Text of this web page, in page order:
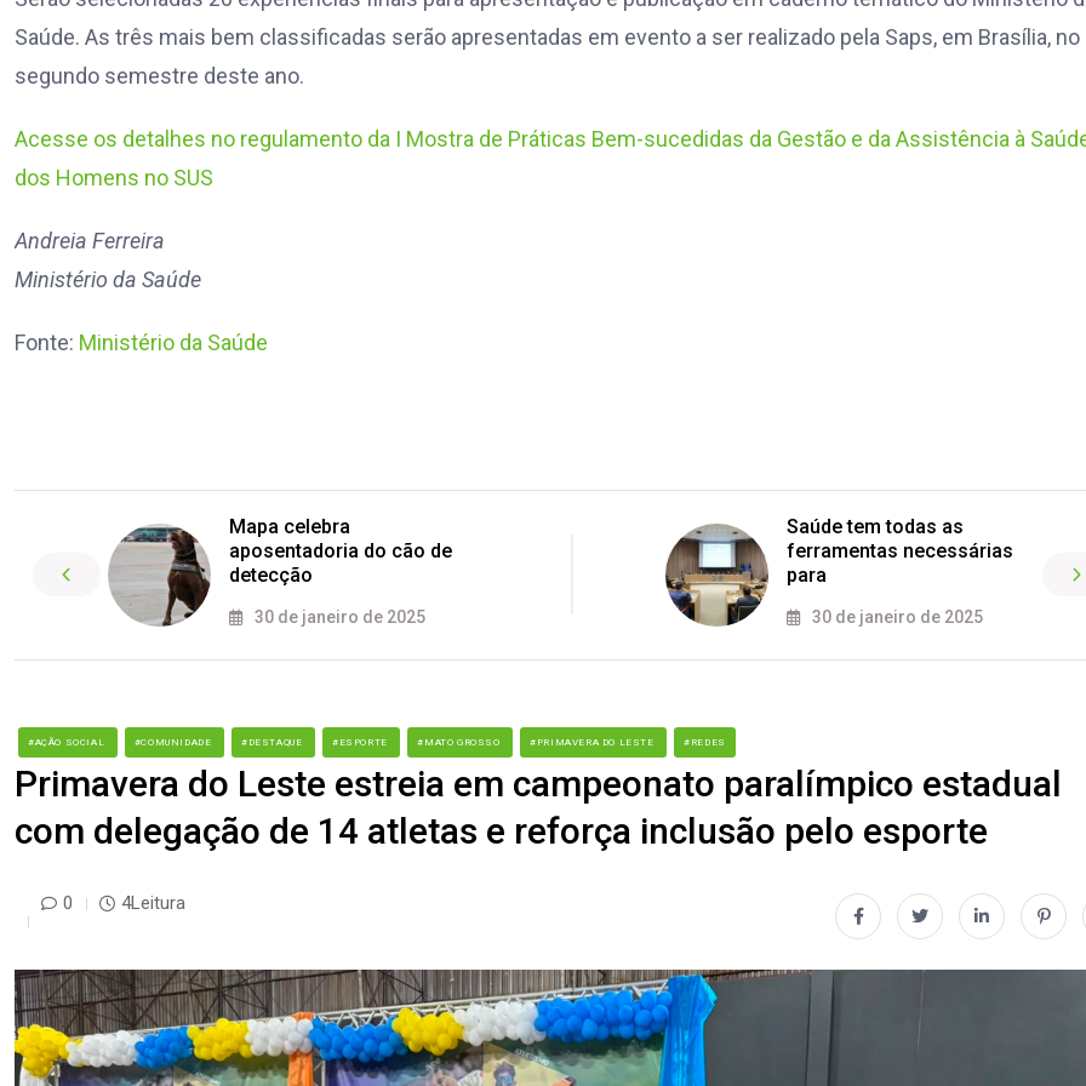
Saúde. As três mais bem classificadas serão apresentadas em evento a ser realizado pela Saps, em Brasília, no
segundo semestre deste ano.
Acesse os detalhes no regulamento da I Mostra de Práticas Bem-sucedidas da Gestão e da Assistência à
dos Homens no SUS
Andreia Ferreira
Ministério da Saúde
Fonte: Ministério da Saúde
Mapa celebra
aposentadoria do cão de
detecção
30 de janeiro de 2025
Saúde tem todas as
ferramentas necessárias
para
30 de janeiro de 2025
#AÇÃO SOCIAL #COMUNIDADE #DESTAQUE #ESPORTE #MATO GROSSO #PRIMAVERA DO LESTE #REDES
Primavera do Leste estreia em campeonato paralímpico estadual
com delegação de 14 atletas e reforça inclusão pelo esporte
0 4Leitura